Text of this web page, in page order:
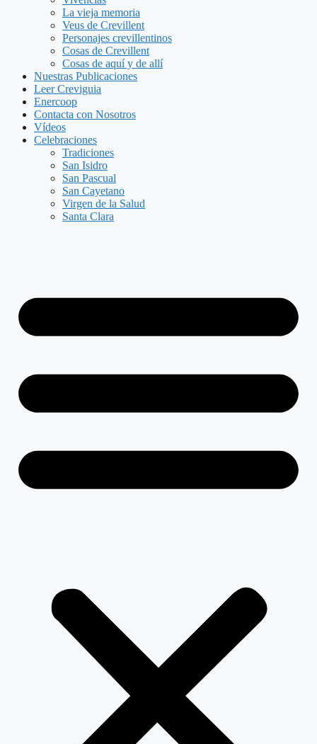
La vieja memoria
Veus de Crevillent
Personajes crevillentinos
Cosas de Crevillent
Cosas de aquí y de allí
Nuestras Publicaciones
Leer Creviguia
Enercoop
Contacta con Nosotros
Vídeos
Celebraciones
Tradiciones
San Isidro
San Pascual
San Cayetano
Virgen de la Salud
Santa Clara